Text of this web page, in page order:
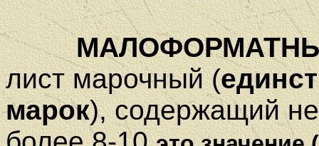
лист марочный (
марок), содержащий